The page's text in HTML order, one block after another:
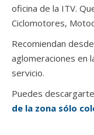
oficina de la ITV.
Ciclomotores,
Recomiendan
aglomeraciones en
servicio.
Puedes
de la zona sólo